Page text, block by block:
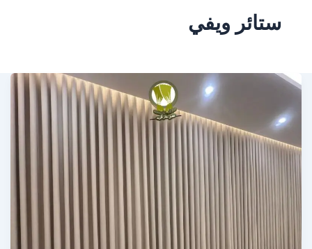
ستائر ويفي